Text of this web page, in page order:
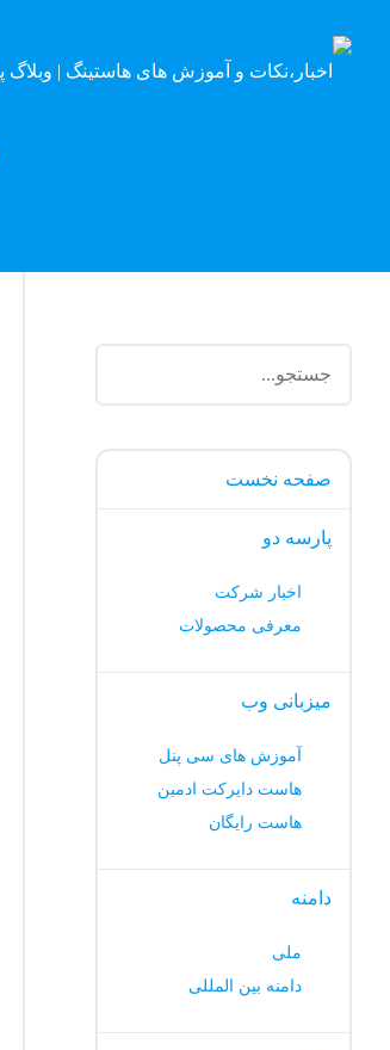
صفحه نخست
پارسه دو
اخبار شرکت
معرفی محصولات
میزبانی وب
آموزش های سی پنل
هاست دایرکت ادمین
هاست رایگان
دامنه
ملی
دامنه بین المللی